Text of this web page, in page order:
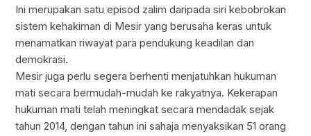
Ini merupakan satu episod zalim daripada siri kebobrokan
sistem kehakiman di Mesir yang berusaha keras untuk
menamatkan riwayat para pendukung keadilan dan
demokrasi.
Mesir juga perlu segera berhenti menjatuhkan hukuman
mati secara bermudah-mudah ke rakyatnya. Kekerapan
hukuman mati telah meningkat secara mendadak sejak
tahun 2014, dengan tahun ini sahaja menyaksikan 51 orang